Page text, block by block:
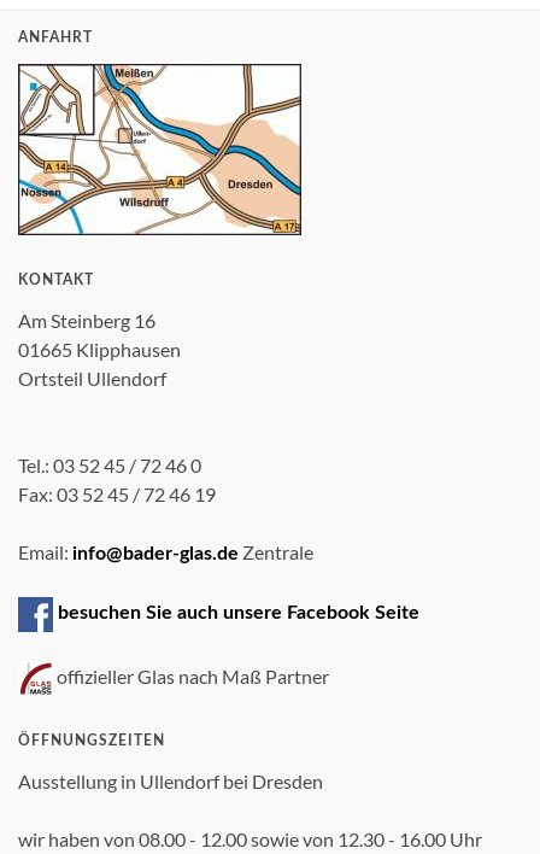
ANFAHRT
KONTAKT
Am Steinberg 16
01665 Klipphausen
Ortsteil Ullendorf
Tel.: 03 52 45 / 72 46 0
Fax: 03 52 45 / 72 46 19
Email: info@bader-glas.de Zentrale
besuchen Sie auch unsere Facebook Seite
offizieller Glas nach Maß Partner
ÖFFNUNGSZEITEN
Ausstellung in Ullendorf bei Dresden
wir haben von 08.00 - 12.00 sowie von 12.30 - 16.00 Uhr